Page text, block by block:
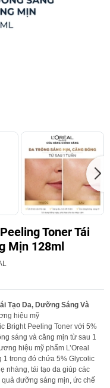
Toner Tái
Mịn 128ml
Tạo Da, Dưỡng Sáng Và
hiệu mỹ
Bright Peeling Toner với 5%
sáng và căng mịn từ sau 1
hiệu mỹ phẩm L’Oreal
1 trong đó chứa 5% Glycolic
nhàng, tái tạo da giúp các
dưỡng sáng mịn, ức chế